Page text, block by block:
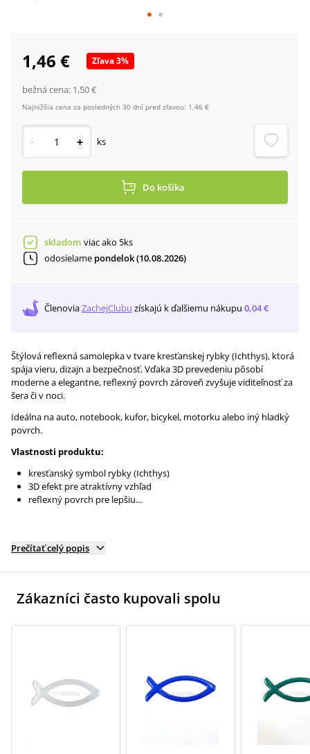
1,46 € Zľava3%
bežná cena: 1,50 €
Najnižšia cena za posledných 30 dní pred zľavou: 1,46 €
- + ks
Do košíka
skladom viac ako 5ks
odosielame pondelok (10.08.2026)
ČlenoviaZachejClubu získajú k ďalšiemu nákupu 0,04 €
Štýlová reflexná samolepka v tvare kresťanskej rybky (Ichthys), ktorá
spája vieru, dizajn a bezpečnosť. Vďaka 3D prevedeniu pôsobí
moderne a elegantne, reflexný povrch zároveň zvyšuje viditeľnosť za
šera či v noci.
Ideálna na auto, notebook, kufor, bicykel, motorku alebo iný hladký
povrch.
Vlastnosti produktu:
kresťanský symbol rybky (Ichthys)
3D efekt pre atraktívny vzhľad
reflexný povrch pre lepšiu...
Prečítať celý popis
Zákazníci často kupovali spolu